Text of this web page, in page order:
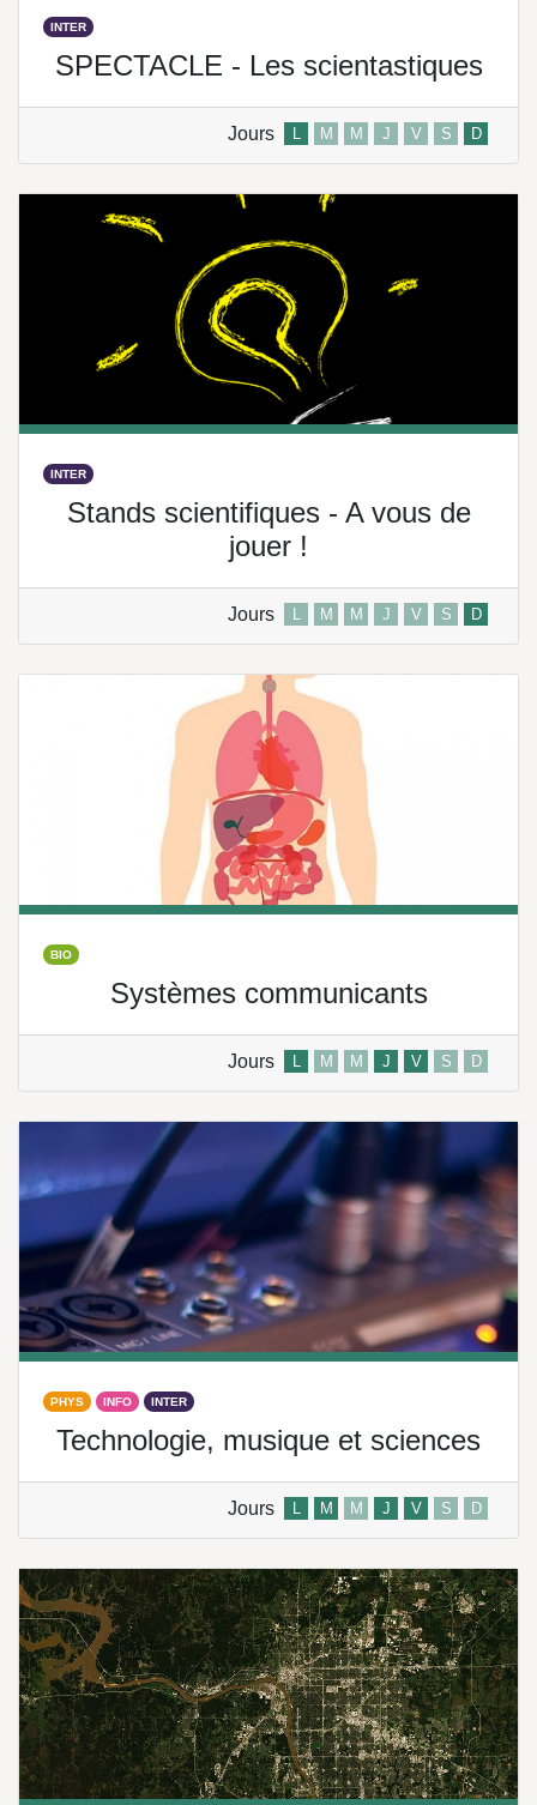
INTER
SPECTACLE - Les scientastiques
Jours L M M J V S D
INTER
Stands scientifiques - A vous de
jouer !
Jours L M M J V S D
BIO
Systèmes communicants
Jours L M M J V S D
PHYS INFO INTER
Technologie, musique et sciences
Jours L M M J V S D